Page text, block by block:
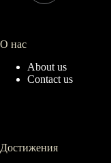
О нас
About us
Contact us
Достижения